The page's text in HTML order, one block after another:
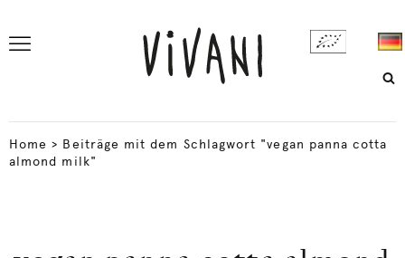
Home > Beiträge mit dem Schlagwort "vegan panna cotta
almond milk"